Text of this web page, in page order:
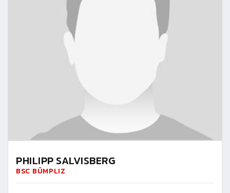
PHILIPP SALVISBERG
BSC BÜMPLIZ